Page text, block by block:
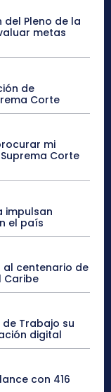
del Pleno de la
metas
de
Corte
mi
Corte
impulsan
el país
al centenario de
Caribe
Trabajo su
digital
con 416